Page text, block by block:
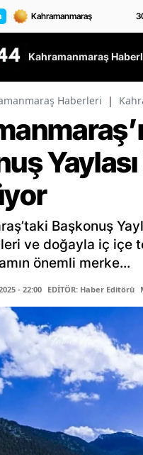
Kahramanmaraş
Haberleri |
Başkonuş
ve doğayla iç içe
önemli merke...
- 22:00 EDİTÖR: Haber Editörü